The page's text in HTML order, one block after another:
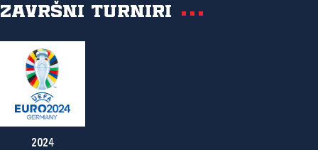
Završni turniri
2024